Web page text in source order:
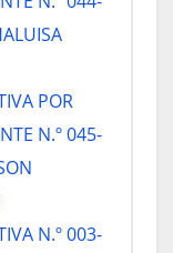
POR
N.º 045-
N.º 003-